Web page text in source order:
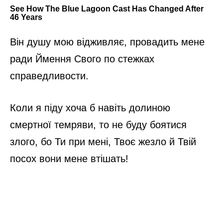
Він душу мою відживляє, провадить мене
ради Ймення Свого по стежках
справедливости.
Коли я піду хоча б навіть долиною
смертної темряви, то не буду боятися
злого, бо Ти при мені, Твоє жезло й Твій
посох вони мене втішать!